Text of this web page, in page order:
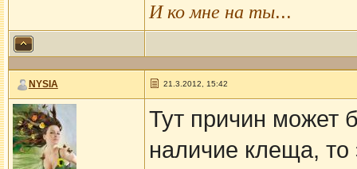
И ко мне на ты...
NYSIA 21.3.2012, 15:42
Тут причин может
наличие клеща, то